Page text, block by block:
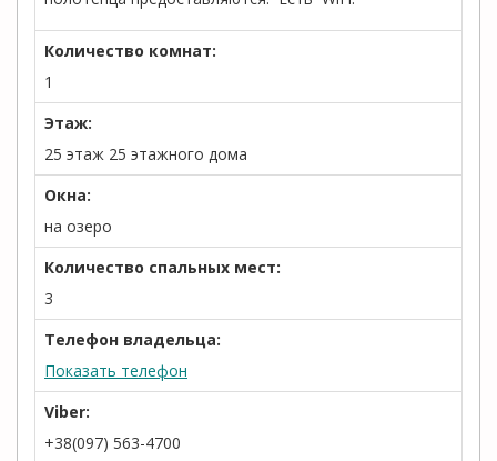
Количество комнат:
1
Этаж:
25 этаж 25 этажного дома
Окна:
на озеро
Количество спальных мест:
3
Телефон владельца:
Показать телефон
Viber:
+38(097) 563-4700